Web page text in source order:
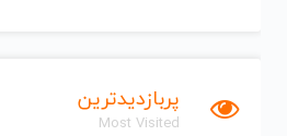
پربازدیدترین
Most Visited